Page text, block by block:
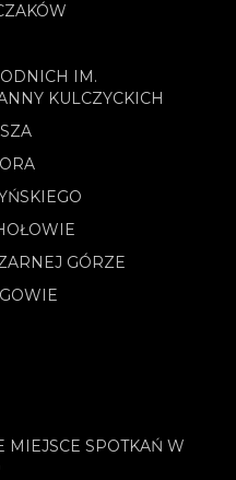
IM.
KULCZYCKICH
GÓRZE
MIEJSCE SPOTKAŃ W